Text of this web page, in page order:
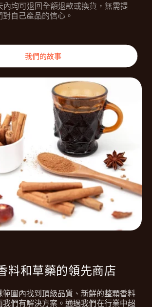
內均可退回全額退款或換貨，無需提
自己產品的信心。
我們的故事
料和草藥的領先商店
範圍內找到頂級品質、新鮮的整顆香料
我們有解決方案。通過我們在行業中超